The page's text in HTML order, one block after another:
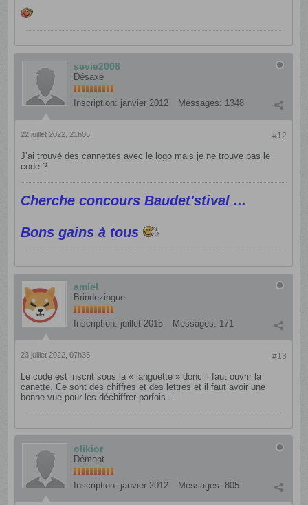
sevie2008
Désaxé
Inscription: janvier 2012 Messages: 1348
#12
22 juillet 2022, 21h05
J’ai trouvé des cannettes avec le logo mais je ne trouve pas le
code ?
Cherche concours Baudet'stival ...
Bons gains à tous
amiel
Brindezingue
Inscription: juillet 2015 Messages: 171
#13
23 juillet 2022, 07h35
Le code est inscrit sous la « languette » donc il faut ouvrir la
canette. Ce sont des chiffres et des lettres et il faut avoir une
bonne vue pour les déchiffrer parfois…
olikior
Dément
Inscription: janvier 2012 Messages: 805